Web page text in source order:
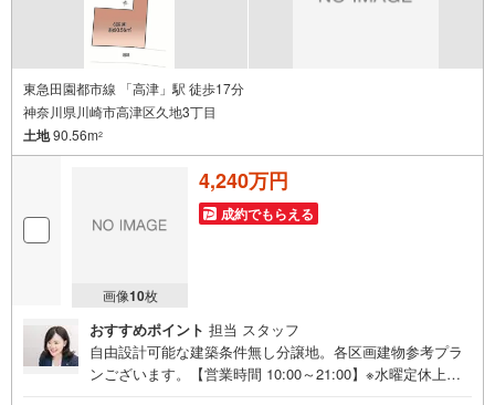
東急田園都市線 「高津」駅 徒歩17分
神奈川県川崎市高津区久地3丁目
土地90.56m2
画像10枚
4,240万円
成約でもらえる
おすすめポイント 担当 スタッフ
自由設計可能な建築条件無し分譲地。各区画建物参考プラ
ンございます。【営業時間 10:00～21:00】※水曜定休上記